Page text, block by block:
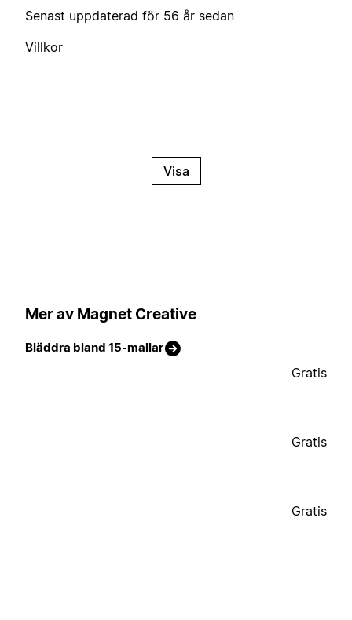
Senast uppdaterad för 56 år sedan
Villkor
Visa
Mer av Magnet Creative
Bläddra bland 15-mallar
Gratis
Gratis
Gratis